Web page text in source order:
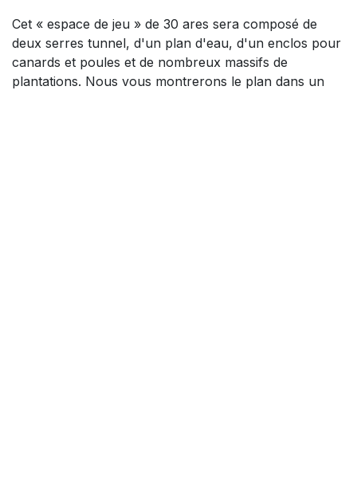
Cet « espace de jeu » de 30 ares sera composé de
deux serres tunnel, d'un plan d'eau, d'un enclos pour
canards et poules et de nombreux massifs de
plantations. Nous vous montrerons le plan dans un